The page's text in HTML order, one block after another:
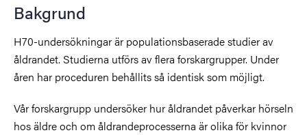
Bakgrund
H70-undersökningar är populationsbaserade studier av
åldrandet. Studierna utförs av flera forskargrupper. Under
åren har proceduren behållits så identisk som möjligt.
Vår forskargrupp undersöker hur åldrandet påverkar hörseln
hos äldre och om åldrandeprocesserna är olika för kvinnor